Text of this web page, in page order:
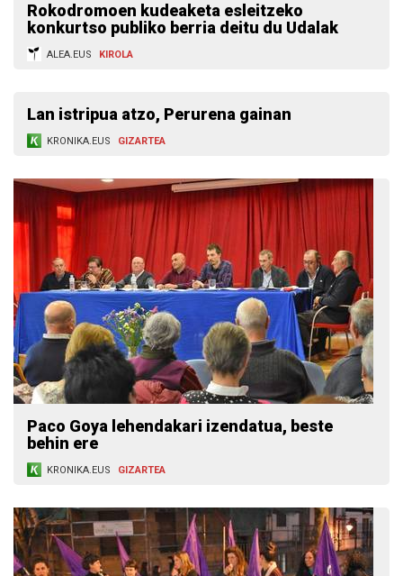
Rokodromoen kudeaketa esleitzeko
konkurtso publiko berria deitu du Udalak
ALEA.EUS KIROLA
Lan istripua atzo, Perurena gainan
KRONIKA.EUS GIZARTEA
Paco Goya lehendakari izendatua, beste
behin ere
KRONIKA.EUS GIZARTEA